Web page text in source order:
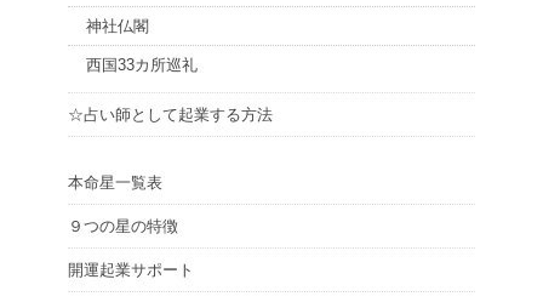
神社仏閣
西国33カ所巡礼
☆占い師として起業する方法
本命星一覧表
９つの星の特徴
開運起業サポート